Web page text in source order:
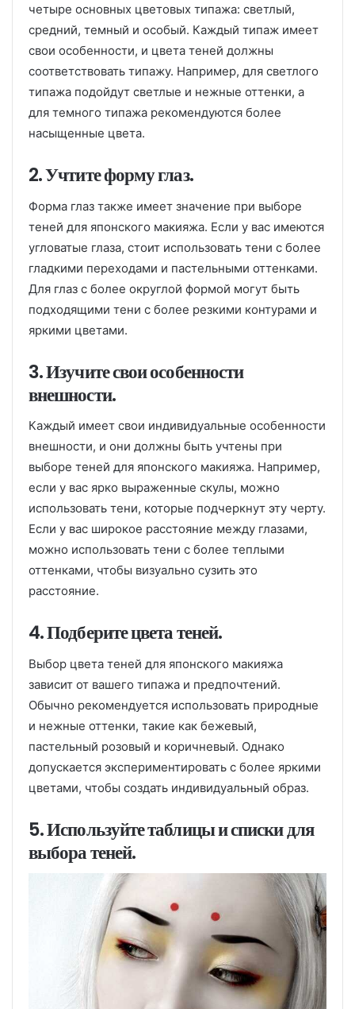
четыре основных цветовых типажа: светлый,
средний, темный и особый. Каждый типаж имеет
свои особенности, и цвета теней должны
соответствовать типажу. Например, для светлого
типажа подойдут светлые и нежные оттенки, а
для темного типажа рекомендуются более
насыщенные цвета.
2. Учтите форму глаз.
Форма глаз также имеет значение при выборе
теней для японского макияжа. Если у вас имеются
угловатые глаза, стоит использовать тени с более
гладкими переходами и пастельными оттенками.
Для глаз с более округлой формой могут быть
подходящими тени с более резкими контурами и
яркими цветами.
3. Изучите свои особенности
внешности.
Каждый имеет свои индивидуальные особенности
внешности, и они должны быть учтены при
выборе теней для японского макияжа. Например,
если у вас ярко выраженные скулы, можно
использовать тени, которые подчеркнут эту черту.
Если у вас широкое расстояние между глазами,
можно использовать тени с более теплыми
оттенками, чтобы визуально сузить это
расстояние.
4. Подберите цвета теней.
Выбор цвета теней для японского макияжа
зависит от вашего типажа и предпочтений.
Обычно рекомендуется использовать природные
и нежные оттенки, такие как бежевый,
пастельный розовый и коричневый. Однако
допускается экспериментировать с более яркими
цветами, чтобы создать индивидуальный образ.
5. Используйте таблицы и списки для
выбора теней.